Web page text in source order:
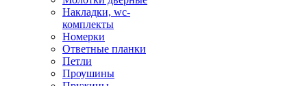
Накладки, wc-
комплекты
Номерки
Ответные планки
Петли
Проушины